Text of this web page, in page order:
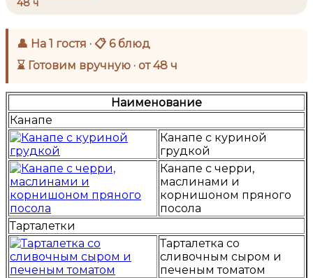
48 ч
👤 На 1 гостя · 📋 6 блюд
⌛ Готовим вручную · от 48 ч
Наименование
Канапе
Канапе с куриной
грудкой
Канапе с черри,
маслинами и
корнишоном пряного
посола
Тарталетки
Тарталетка со
сливочным сыром и
печеным томатом